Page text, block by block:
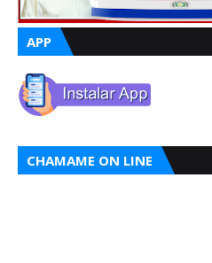
APP
CHAMAME ON LINE